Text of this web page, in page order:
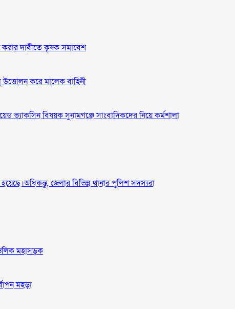
করার দাবীতে কৃষক সমাবেশ
উত্তোলন করে মালেক বাহিনী
ভ্যাকসিন বিষয়ক সুনামগঞ্জে সাংবাদিকদের নিয়ে কর্মশালা
জেলার বিভিন্ন থানার পুলিশ সদস্যরা
মহাসড়ক
মহড়া